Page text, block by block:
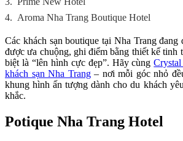
4. Aroma Nha Trang Boutique Hotel
Các khách sạn boutique tại Nha Trang đang
được ưa chuộng, ghi điểm bằng thiết kế tinh
biệt là “lên hình cực đẹp”. Hãy cùng
khách sạn Nha Trang– nơi mỗi góc nhỏ
khung hình ấn tượng dành cho du khách
khắc.
Potique Nha Trang Hotel